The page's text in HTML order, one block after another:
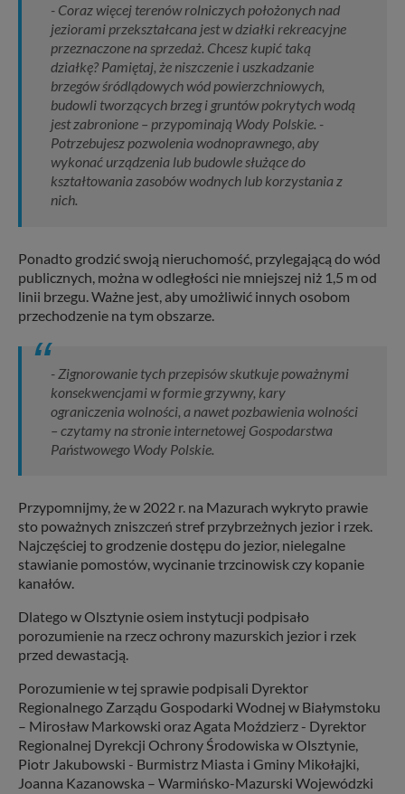
- Coraz więcej terenów rolniczych położonych nad
jeziorami przekształcana jest w działki rekreacyjne
przeznaczone na sprzedaż. Chcesz kupić taką
działkę? Pamiętaj, że niszczenie i uszkadzanie
brzegów śródlądowych wód powierzchniowych,
budowli tworzących brzeg i gruntów pokrytych wodą
jest zabronione – przypominają Wody Polskie. -
Potrzebujesz pozwolenia wodnoprawnego, aby
wykonać urządzenia lub budowle służące do
kształtowania zasobów wodnych lub korzystania z
nich.
Ponadto grodzić swoją nieruchomość, przylegającą do wód
publicznych, można w odległości nie mniejszej niż 1,5 m od
linii brzegu. Ważne jest, aby umożliwić innych osobom
przechodzenie na tym obszarze.
- Zignorowanie tych przepisów skutkuje poważnymi
konsekwencjami w formie grzywny, kary
ograniczenia wolności, a nawet pozbawienia wolności
– czytamy na stronie internetowej Gospodarstwa
Państwowego Wody Polskie.
Przypomnijmy, że w 2022 r. na Mazurach wykryto prawie
sto poważnych zniszczeń stref przybrzeżnych jezior i rzek.
Najczęściej to grodzenie dostępu do jezior, nielegalne
stawianie pomostów, wycinanie trzcinowisk czy kopanie
kanałów.
Dlatego w Olsztynie osiem instytucji podpisało
porozumienie na rzecz ochrony mazurskich jezior i rzek
przed dewastacją.
Porozumienie w tej sprawie podpisali Dyrektor
Regionalnego Zarządu Gospodarki Wodnej w Białymstoku
– Mirosław Markowski oraz Agata Moździerz - Dyrektor
Regionalnej Dyrekcji Ochrony Środowiska w Olsztynie,
Piotr Jakubowski - Burmistrz Miasta i Gminy Mikołajki,
Joanna Kazanowska – Warmińsko-Mazurski Wojewódzki